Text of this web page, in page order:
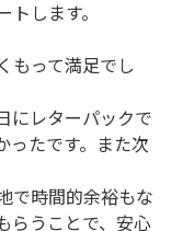
します。
もって満足でし
にレターパックで
ったです。また次
で時間的余裕もな
らうことで、安心